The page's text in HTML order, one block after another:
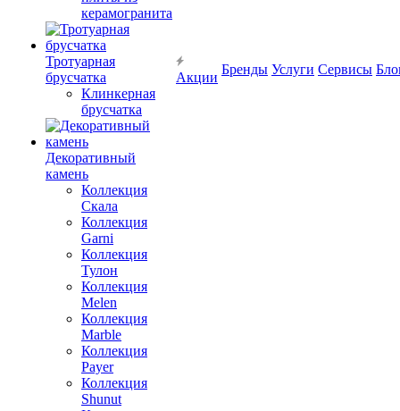
керамогранита
Тротуарная
брусчатка
Клинкерная
брусчатка
Декоративный
камень
Коллекция
Скала
Коллекция
Garni
Коллекция
Тулон
Коллекция
Melen
Коллекция
Marble
Коллекция
Payer
Коллекция
Shunut
Акции
Бренды Услуги Сервисы